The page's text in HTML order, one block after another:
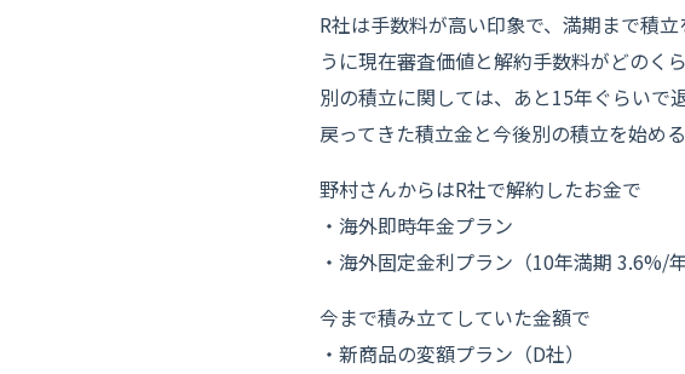
R社は手数料が高い印象で、満期まで積
うに現在審査価値と解約手数料がどのく
別の積立に関しては、あと15年ぐらいで
戻ってきた積立金と今後別の積立を始め
野村さんからはR社で解約したお金で
・海外即時年金プラン
・海外固定金利プラン（10年満期 3.6%/年
今まで積み立てしていた金額で
・新商品の変額プラン（D社）